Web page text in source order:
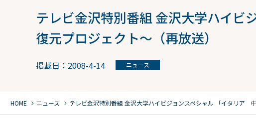
テレビ金沢特別番組 金沢大学ハイ
復元プロジェクト～（再放送）
掲載日：2008-4-14 ニュース
HOME chevron_right ニュース chevron_right テレビ金沢特別番組 金沢大学ハイビジョンスペシャル 「イタリア